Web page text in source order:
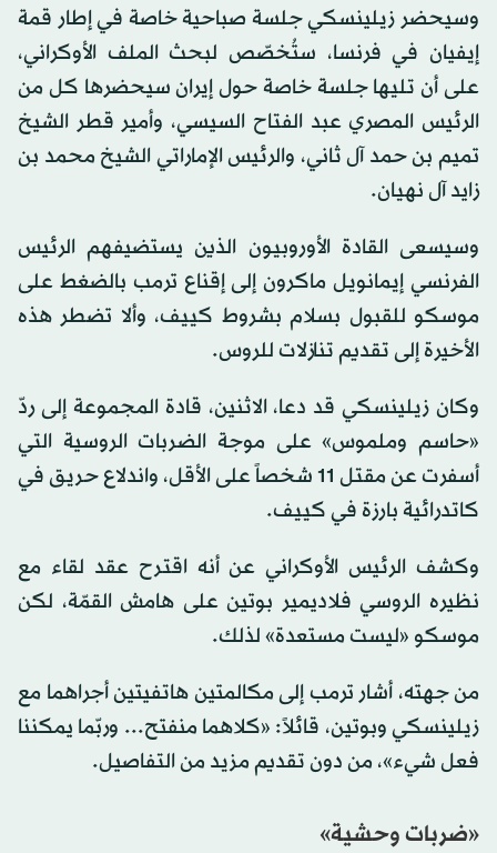
وسيحضر زيلينسكي جلسة صباحية خاصة في إطار قمة
إيفيان في فرنسا، ستُخصّص لبحث الملف الأوكراني،
على أن تليها جلسة خاصة حولإيرانسيحضرها كل من
الرئيس المصري عبد الفتاح السيسي، وأمير قطر الشيخ
تميم بن حمد آل ثاني، والرئيس الإماراتي الشيخ محمد بن
زايد آل نهيان.
وسيسعى القادة الأوروبيون الذين يستضيفهم الرئيس
الفرنسي إيمانويل ماكرون إلى إقناع ترمب بالضغط على
موسكو للقبول بسلام بشروط كييف، وألا تضطر هذه
الأخيرة إلى تقديم تنازلات للروس.
وكان زيلينسكي قد دعا، الاثنين، قادة المجموعة إلى ردّ
«حاسم وملموس» على موجة الضربات الروسية التي
أسفرت عن مقتل 11 شخصاً على الأقل، واندلاع حريق في
كاتدرائية بارزة في كييف.
وكشف الرئيس الأوكراني عن أنه اقترح عقد لقاء مع
نظيره الروسي فلاديمير بوتين على هامش القمّة، لكن
موسكو «ليست مستعدة» لذلك.
من جهته، أشار ترمب إلى مكالمتين هاتفيتين أجراهما مع
زيلينسكي وبوتين، قائلاً: «كلاهما منفتح... وربّما يمكننا
فعل شيء»، من دون تقديم مزيد من التفاصيل.
«ضربات وحشية»